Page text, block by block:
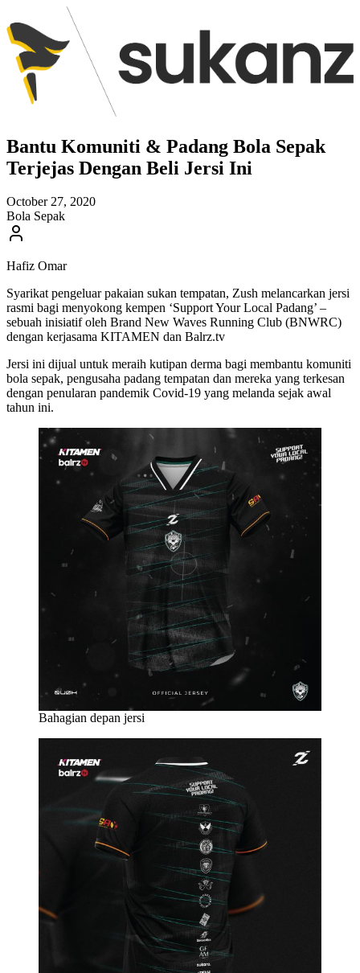
Bantu Komuniti & Padang Bola Sepak
Terjejas Dengan Beli Jersi Ini
October 27, 2020
Bola Sepak
Hafiz Omar
Syarikat pengeluar pakaian sukan tempatan, Zush melancarkan jersi
rasmi bagi menyokong kempen ‘Support Your Local Padang’ –
sebuah inisiatif oleh Brand New Waves Running Club (BNWRC)
dengan kerjasama KITAMEN dan Balrz.tv
Jersi ini dijual untuk meraih kutipan derma bagi membantu komuniti
bola sepak, pengusaha padang tempatan dan mereka yang terkesan
dengan penularan pandemik Covid-19 yang melanda sejak awal
tahun ini.
Bahagian depan jersi